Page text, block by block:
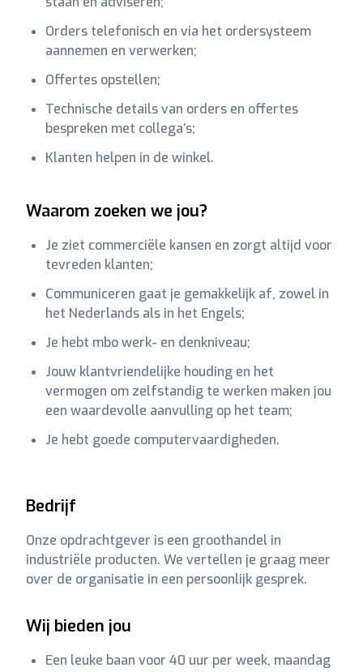
Orders telefonisch en via het ordersysteem
aannemen en verwerken;
Offertes opstellen;
Technische details van orders en offertes
bespreken met collega’s;
Klanten helpen in de winkel.
Waarom zoeken we jou?
Je ziet commerciële kansen en zorgt altijd voor
tevreden klanten;
Communiceren gaat je gemakkelijk af, zowel in
het Nederlands als in het Engels;
Je hebt mbo werk- en denkniveau;
Jouw klantvriendelijke houding en het
vermogen om zelfstandig te werken maken jou
een waardevolle aanvulling op het team;
Je hebt goede computervaardigheden.
Bedrijf
Onze opdrachtgever is een groothandel in
industriële producten. We vertellen je graag meer
over de organisatie in een persoonlijk gesprek.
Wij bieden jou
Een leuke baan voor 40 uur per week, maandag